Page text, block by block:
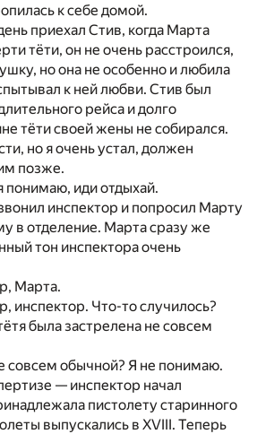
к себе домой.
приехал Стив, когда Марта
тёти, он не очень расстроился,
но она не особенно и любила
к ней любви. Стив был
рейса и долго
тёти своей жены не собирался.
но я очень устал, должен
позже.
понимаю, иди отдыхай.
инспектор и попросил Марту
в отделение. Марта сразу же
тон инспектора очень
Марта.
инспектор. Что-то случилось?
была застрелена не совсем
совсем обычной? Я не понимаю.
— инспектор начал
пистолету старинного
выпускались в ХVIII. Теперь